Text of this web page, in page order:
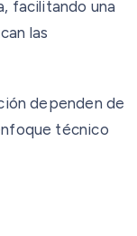
facilitando una
las
dependen de
técnico